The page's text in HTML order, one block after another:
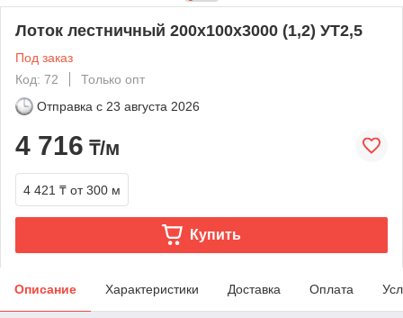
Лоток лестничный 200х100х3000 (1,2) УТ2,5
Под заказ
Код: 72
Только опт
Отправка с 23 августа 2026
4 716 ₸/м
4 421 ₸ от 300 м
Купить
Описание Характеристики Доставка Оплата